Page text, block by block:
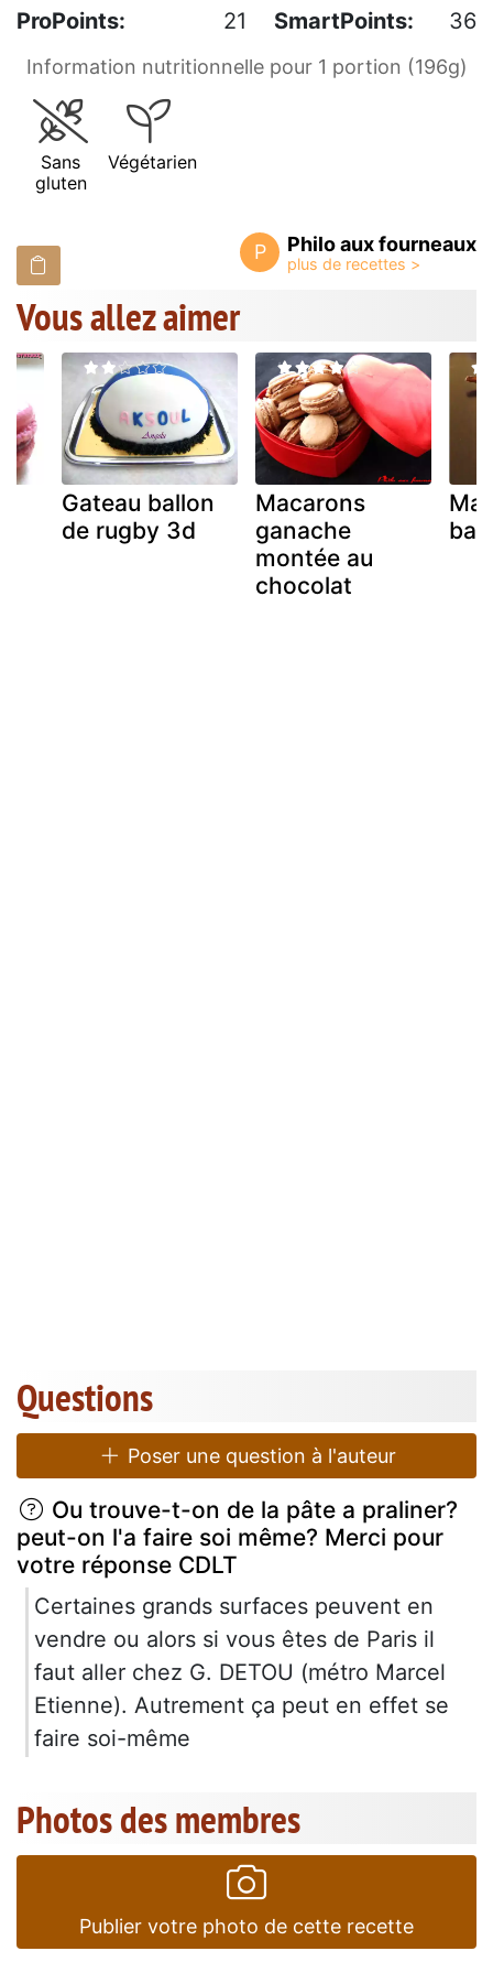
ProPoints: 21 SmartPoints: 36
Information nutritionnelle pour 1 portion (196g)
Sans
gluten
Végétarien
P Philo aux fourneaux
Vous allez aimer
Gateau ballon
de rugby 3d
Macarons
ganache
montée au
chocolat
Questions
Poser une question à l'auteur
Ou trouve-t-on de la pâte a praliner?
peut-on l'a faire soi même? Merci pour
votre réponse CDLT
Certaines grands surfaces peuvent en
vendre ou alors si vous êtes de Paris il
faut aller chez G. DETOU (métro Marcel
Etienne). Autrement ça peut en effet se
faire soi-même
Photos des membres
Publier votre photo de cette recette